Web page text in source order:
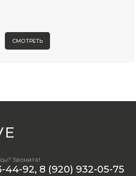
СМОТРЕТЬ
Звоните!
44-92, 8 (920) 932-05-75